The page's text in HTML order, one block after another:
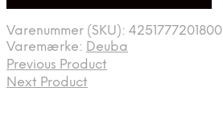
Varenummer (SKU): 4251777201800
Varemærke: Deuba
Previous Product
Next Product